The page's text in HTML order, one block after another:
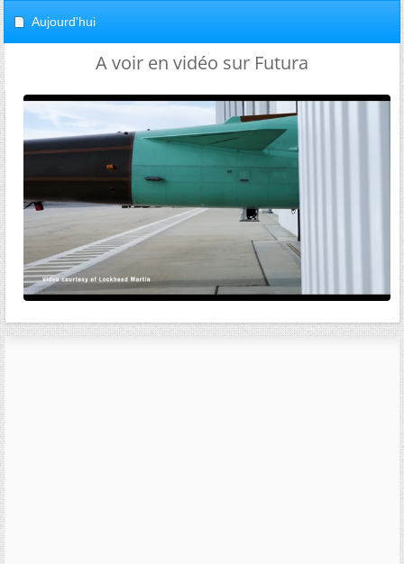
Aujourd'hui
A voir en vidéo sur Futura